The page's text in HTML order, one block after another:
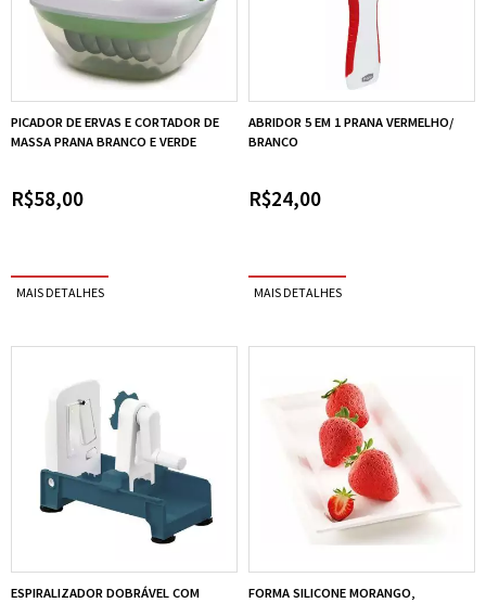
PICADOR DE ERVAS E CORTADOR DE
MASSA PRANA BRANCO E VERDE
R$58,00
ABRIDOR 5 EM 1 PRANA VERMELHO/
BRANCO
R$24,00
ESPIRALIZADOR DOBRÁVEL COM
FORMA SILICONE MORANGO,